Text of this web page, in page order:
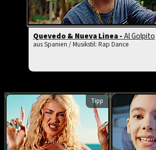
Quevedo & Nueva Linea -Al Golpito
aus Spanien / Musikstil: Rap Dance
Tipp